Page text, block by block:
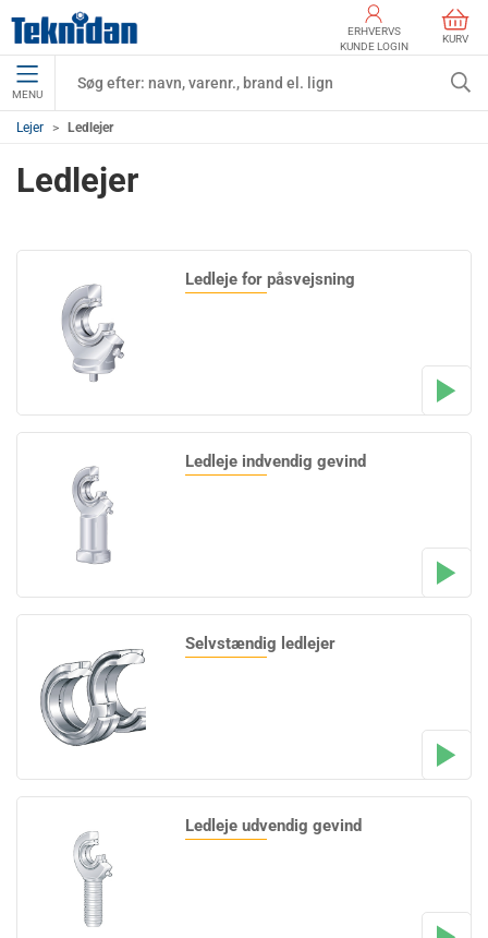
ERHVERVS
KUNDE LOGIN
KURV
MENU
Lejer Ledlejer
Ledlejer
Ledleje for påsvejsning
Ledleje indvendig gevind
Selvstændig ledlejer
Ledleje udvendig gevind